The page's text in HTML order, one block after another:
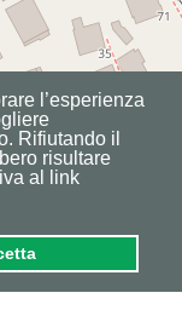
l’esperienza
Rifiutando il
risultare
al link